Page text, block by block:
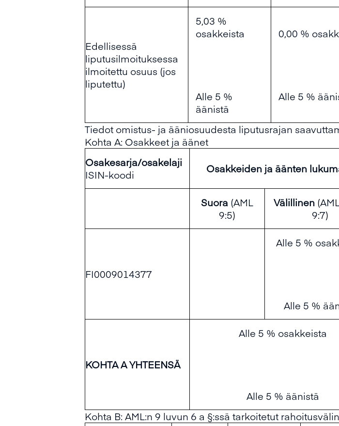
Edellisessä
liputusilmoituksessa
ilmoitettu osuus (jos
liputettu)
5,03 %
osakkeista
Alle 5 %
äänistä
0,00 %
Alle 5 %
Tiedot omistus- ja ääniosuudesta liputusrajan
Kohta A: Osakkeet ja äänet
Osakesarja/osakelaji
ISIN-koodi
Osakkeiden ja äänten
Suora (AML
9:5)
Välillinen
9:7)
FI0009014377
Alle 5 %
Alle 5 %
KOHTA A YHTEENSÄ
Alle 5 % osakkeista
Alle 5 % äänistä
Kohta B: AML:n 9 luvun 6 a §:ssä tarkoitetut